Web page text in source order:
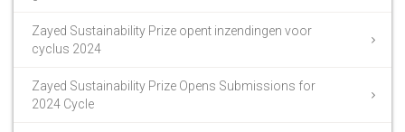
Zayed Sustainability Prize opent inzendingen voor
cyclus 2024
Zayed Sustainability Prize Opens Submissions for
2024 Cycle